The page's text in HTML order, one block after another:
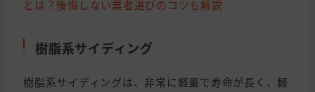
とは？後悔しない業者選びのコツも解説
樹脂系サイディング
樹脂系サイディングは、非常に軽量で寿命が長く、軽